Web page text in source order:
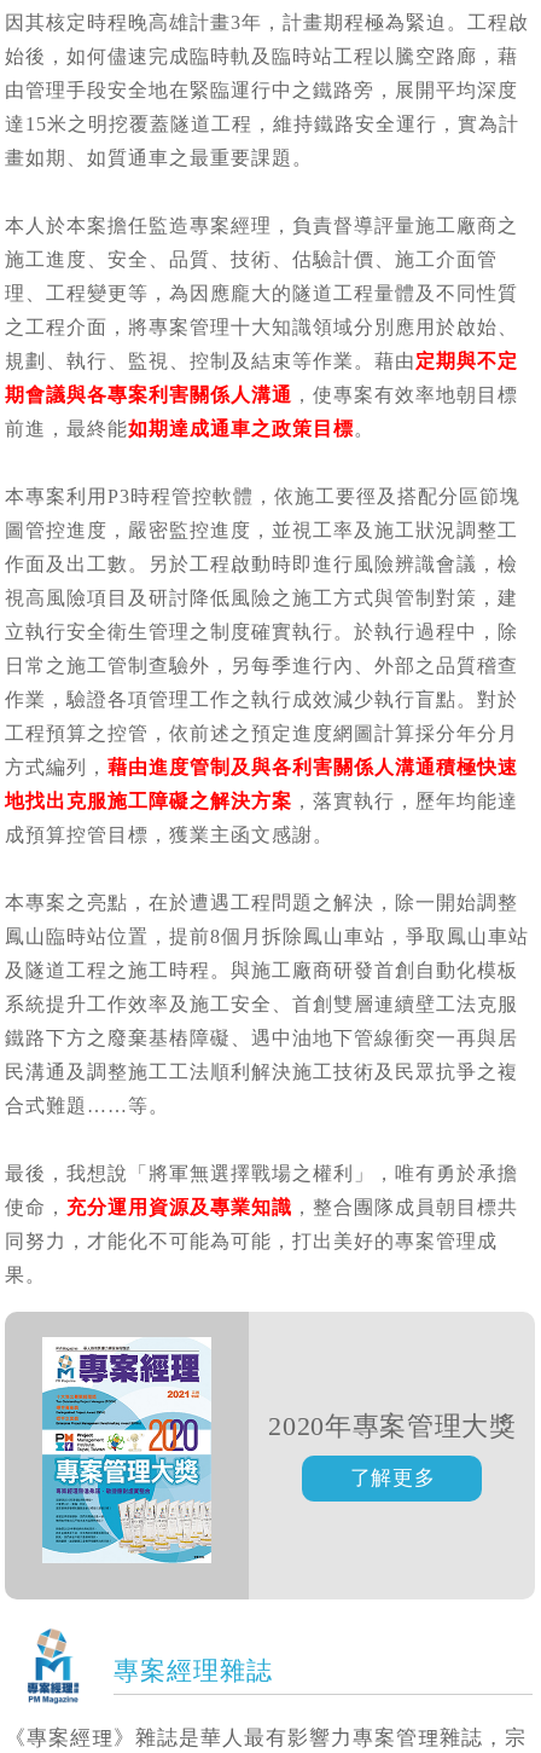
因其核定時程晚高雄計畫3年，計畫期程極為緊迫。工程啟
始後，如何儘速完成臨時軌及臨時站工程以騰空路廊，藉
由管理手段安全地在緊臨運行中之鐵路旁，展開平均深度
達15米之明挖覆蓋隧道工程，維持鐵路安全運行，實為計
畫如期、如質通車之最重要課題。
本人於本案擔任監造專案經理，負責督導評量施工廠商之
施工進度、安全、品質、技術、估驗計價、施工介面管
理、工程變更等，為因應龐大的隧道工程量體及不同性質
之工程介面，將專案管理十大知識領域分別應用於啟始、
規劃、執行、監視、控制及結束等作業。藉由定期與不定
期會議與各專案利害關係人溝通 ，使專案有效率地朝目標
前進，最終能如期達成通車之政策目標。
本專案利用P3時程管控軟體，依施工要徑及搭配分區節塊
圖管控進度，嚴密監控進度，並視工率及施工狀況調整工
作面及出工數。另於工程啟動時即進行風險辨識會議，檢
視高風險項目及研討降低風險之施工方式與管制對策，建
立執行安全衛生管理之制度確實執行。於執行過程中，除
日常之施工管制查驗外，另每季進行內、外部之品質稽查
作業，驗證各項管理工作之執行成效減少執行盲點。對於
工程預算之控管，依前述之預定進度網圖計算採分年分月
方式編列，藉由進度管制及與各利害關係人溝通積極快速
地找出克服施工障礙之解決方案 ，落實執行，歷年均能達
成預算控管目標，獲業主函文感謝。
本專案之亮點，在於遭遇工程問題之解決，除一開始調整
鳳山臨時站位置，提前8個月拆除鳳山車站，爭取鳳山車站
及隧道工程之施工時程。與施工廠商研發首創自動化模板
系統提升工作效率及施工安全、首創雙層連續壁工法克服
鐵路下方之廢棄基樁障礙、遇中油地下管線衝突一再與居
民溝通及調整施工工法順利解決施工技術及民眾抗爭之複
合式難題……等。
最後，我想說「將軍無選擇戰場之權利」，唯有勇於承擔
使命， 充分運用資源及專業知識 ，整合團隊成員朝目標共
同努力，才能化不可能為可能，打出美好的專案管理成
果。
2020年專案管理大獎
專案經理雜誌
《專案經理》雜誌是華人最有影響力專案管理雜誌，宗